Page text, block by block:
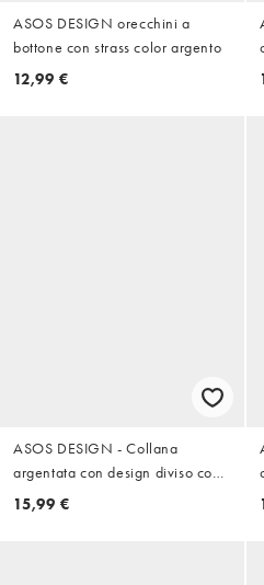
ASOS DESIGN orecchini a
bottone con strass color argento
12,99 €
ASOS DESIGN - Collana
argentata con design diviso con
catenina e perline
15,99 €